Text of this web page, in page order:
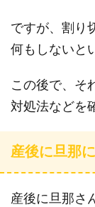
ですが、割り
何もしないと
この後で、そ
対処法などを
産後に旦那
産後に旦那さ